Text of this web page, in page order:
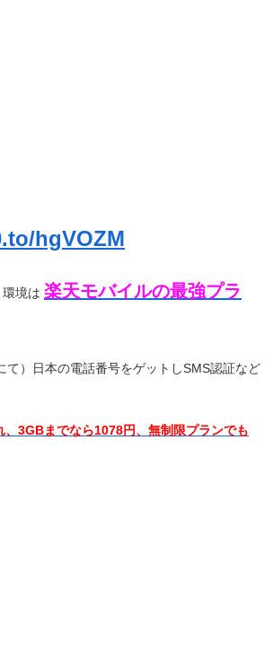
hgVOZM
境は 楽天モバイルの最強プラ
て）日本の電話番号をゲットしSMS認証など
、3GBまでなら1078円、無制限プランでも